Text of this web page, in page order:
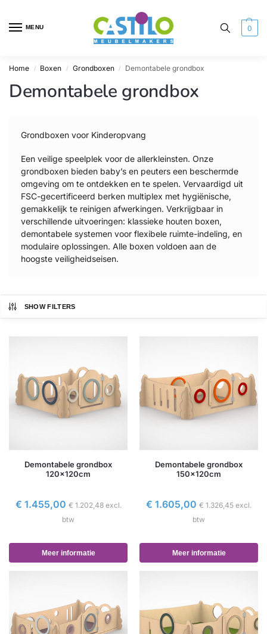
MENU 0
Home / Boxen / Grondboxen / Demontabele grondbox
Demontabele grondbox
Grondboxen voor Kinderopvang
Een veilige speelplek voor de allerkleinsten. Onze
grondboxen bieden baby’s en peuters een beschermde
omgeving om te ontdekken en te spelen. Vervaardigd uit
FSC-gecertificeerd berken multiplex met hygiënische,
gemakkelijk te reinigen afwerkingen. Verkrijgbaar in
verschillende uitvoeringen: klassieke houten boxen,
demontabele systemen voor flexibele ruimte-indeling, en
modulaire oplossingen. Alle boxen voldoen aan de
hoogste veiligheidseisen.
SHOW FILTERS
Demontabele grondbox
120x120cm
€ 1.455,00 € 1.202,48excl.
btw
Meer informatie
Demontabele grondbox
150x120cm
€ 1.605,00 € 1.326,45 excl.
btw
Meer informatie